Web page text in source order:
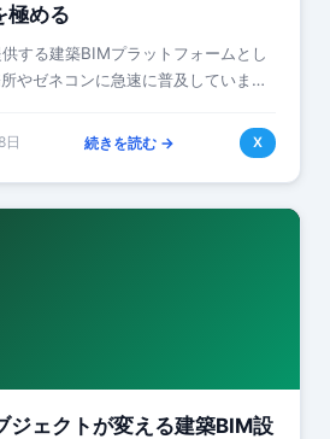
極める
する建築BIMプラットフォームとし
やゼネコンに急速に普及していま
日 続きを読む → X
ジェクトが変える建築BIM設